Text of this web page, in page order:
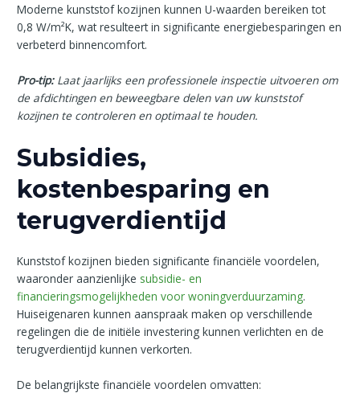
Moderne kunststof kozijnen kunnen U-waarden bereiken tot
0,8 W/m²K, wat resulteert in significante energiebesparingen en
verbeterd binnencomfort.
Pro-tip: Laat jaarlijks een professionele inspectie uitvoeren om
de afdichtingen en beweegbare delen van uw kunststof
kozijnen te controleren en optimaal te houden.
Subsidies,
kostenbesparing en
terugverdientijd
Kunststof kozijnen bieden significante financiële voordelen,
waaronder aanzienlijke subsidie- en
financieringsmogelijkheden voor woningverduurzaming.
Huiseigenaren kunnen aanspraak maken op verschillende
regelingen die de initiële investering kunnen verlichten en de
terugverdientijd kunnen verkorten.
De belangrijkste financiële voordelen omvatten: